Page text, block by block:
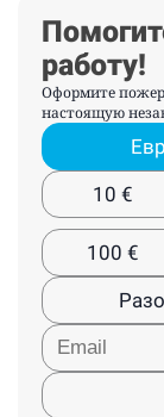
работу!
Оформите
настоящую
10 €
100 €